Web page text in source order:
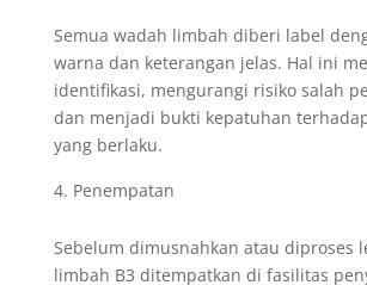
Semua wadah limbah diberi label
warna dan keterangan jelas. Hal ini
identifikasi, mengurangi risiko salah
dan menjadi bukti kepatuhan
yang berlaku.
Penempatan
Sebelum dimusnahkan atau diproses
limbah B3 ditempatkan di fasilitas